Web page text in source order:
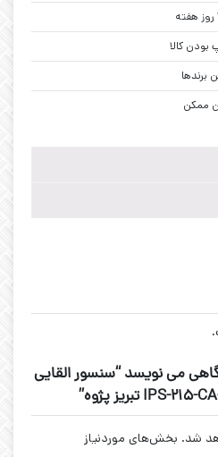
کالا
برندها
ممکن
می نویسد “سنسور القایی
شد. بخش‌های موردنیاز